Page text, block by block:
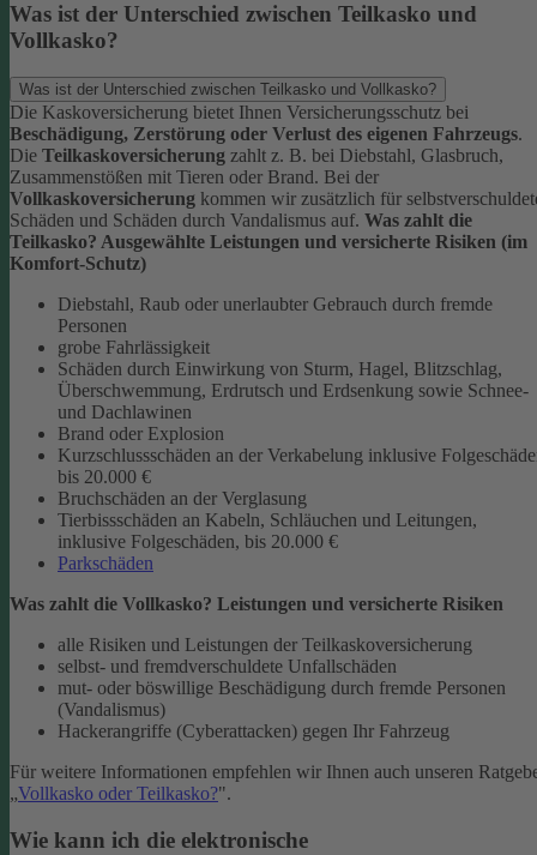
Was ist der Unterschied zwischen Teilkasko und
Vollkasko?
Was ist der Unterschied zwischen Teilkasko und Vollkasko?
Die Kaskoversicherung bietet Ihnen Versicherungsschutz bei
Beschädigung, Zerstörung oder Verlust des eigenen Fahrzeugs.
Die Teilkaskoversicherung zahlt z. B. bei Diebstahl, Glasbruch,
Zusammenstößen mit Tieren oder Brand. Bei der
Vollkaskoversicherung kommen wir zusätzlich für
Schäden und Schäden durch Vandalismus auf. Was zahlt die
Teilkasko? Ausgewählte Leistungen und versicherte Risiken (im
Komfort-Schutz)
Diebstahl, Raub oder unerlaubter Gebrauch durch fremde
Personen
grobe Fahrlässigkeit
Schäden durch Einwirkung von Sturm, Hagel, Blitzschlag,
Überschwemmung, Erdrutsch und Erdsenkung sowie Schnee-
und Dachlawinen
Brand oder Explosion
Kurzschlussschäden an der Verkabelung inklusive
bis 20.000 €
Bruchschäden an der Verglasung
Tierbissschäden an Kabeln, Schläuchen und Leitungen,
inklusive Folgeschäden, bis 20.000 €
Parkschäden
Was zahlt die Vollkasko? Leistungen und versicherte Risiken
alle Risiken und Leistungen der Teilkaskoversicherung
selbst- und fremdverschuldete Unfallschäden
mut- oder böswillige Beschädigung durch fremde Personen
(Vandalismus)
Hackerangriffe (Cyberattacken) gegen Ihr Fahrzeug
Für weitere Informationen empfehlen wir Ihnen auch unseren
„Vollkasko oder Teilkasko?".
Wie kann ich die elektronische